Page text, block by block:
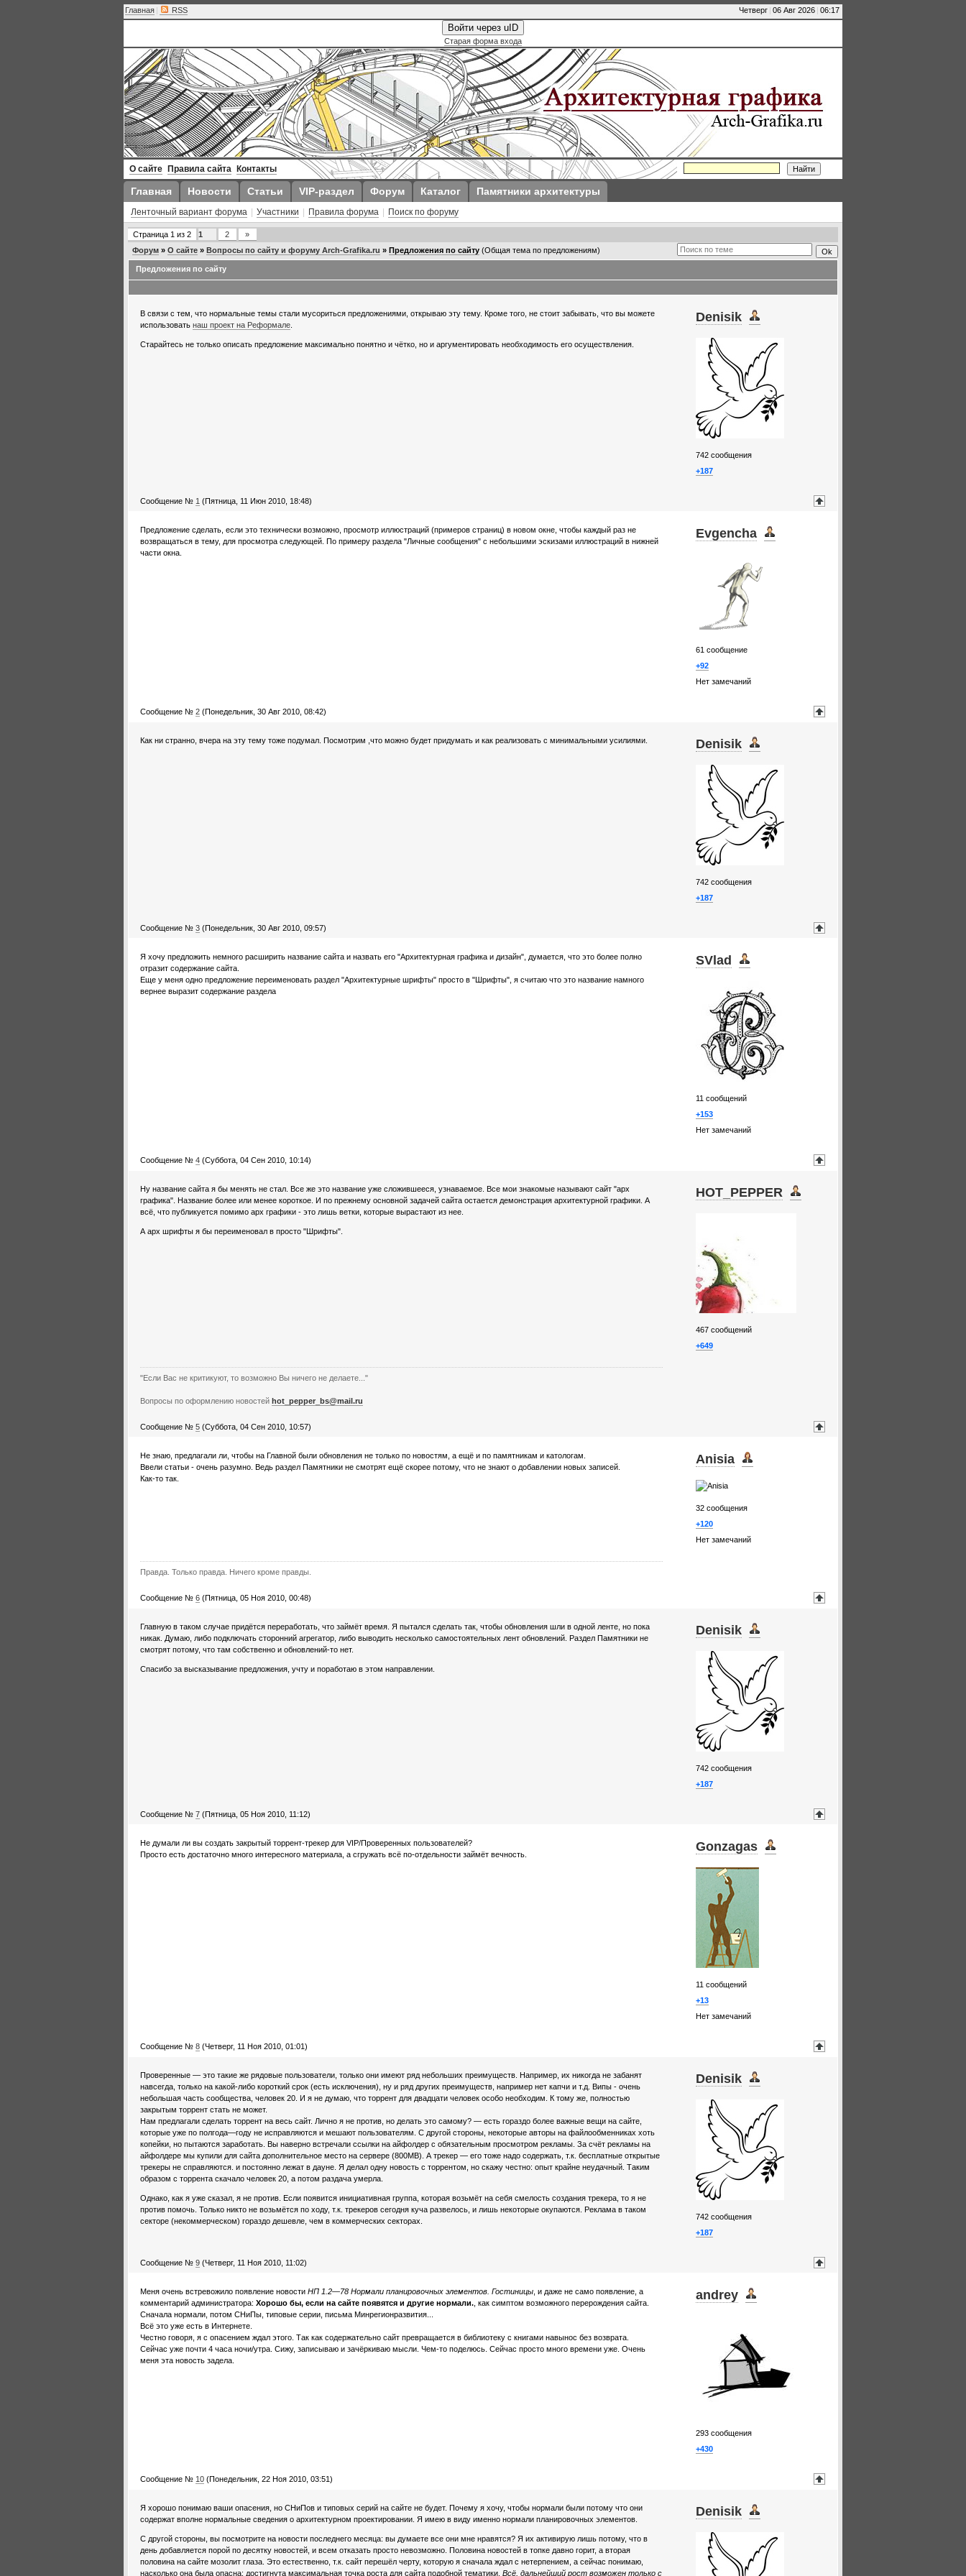
Четверг | 06 Авг 2026 | 06:17
Главная | RSS
Войти через uID
Старая форма входа
О сайте Правила сайта Контакты
Главная Новости Статьи VIP-раздел Форум Каталог Памятники архитектуры
Ленточный вариант форума Участники Правила форума Поиск по форуму
Страница 1 из 2 1 2
»
Форум » О сайте » Вопросы по сайту и форуму Arch-Grafika.ru » Предложения по сайту (Общая тема по предложениям)
Предложения по сайту
В связи с тем, что нормальные темы стали мусориться предложениями, открываю эту тему. Кроме того, не стоит забывать, что вы можете
использовать наш проект на Реформале
Старайтесь не только описать предложение максимально понятно и чётко, но и аргументировать необходимость его осуществления.
Denisik
742 сообщения
+187
Сообщение № 1 (Пятница, 11 Июн 2010, 18:48)
Предложение сделать, если это технически возможно, просмотр иллюстраций (примеров страниц) в новом окне, чтобы каждый раз не
возвращаться в тему, для просмотра следующей. По примеру раздела "Личные сообщения" с небольшими эскизами иллюстраций в нижней
части окна.
Evgencha
61 сообщение
+92
Нет замечаний
Сообщение № 2 (Понедельник, 30 Авг 2010, 08:42)
Как ни странно, вчера на эту тему тоже подумал. Посмотрим ,что можно будет придумать и как реализовать с минимальными усилиями. Denisik
742 сообщения
+187
Сообщение № 3 (Понедельник, 30 Авг 2010, 09:57)
Я хочу предложить немного расширить название сайта и назвать его "Архитектурная графика и дизайн", думается, что это более полно
отразит содержание сайта.
Еще у меня одно предложение переименовать раздел "Архитектурные шрифты" просто в "Шрифты", я считаю что это название намного
вернее выразит содержание раздела
SVlad
11 сообщений
+153
Нет замечаний
Сообщение № 4 (Суббота, 04 Сен 2010, 10:14)
Ну название сайта я бы менять не стал. Все же это название уже сложившееся, узнаваемое. Все мои знакомые называют сайт "арх
графика". Название более или менее короткое. И по прежнему основной задачей сайта остается демонстрация архитектурной графики. А
всё, что публикуется помимо арх графики - это лишь ветки, которые вырастают из нее.
А арх шрифты я бы переименовал в просто "Шрифты".
HOT_PEPPER
467 сообщений
+649
"Если Вас не критикуют, то возможно Вы ничего не делаете..."
Вопросы по оформлению новостей hot_pepper_bs@mail.ru
Сообщение № 5 (Суббота, 04 Сен 2010, 10:57)
Не знаю, предлагали ли, чтобы на Главной были обновления не только по новостям, а ещё и по памятникам и катологам.
Ввели статьи - очень разумно. Ведь раздел Памятники не смотрят ещё скорее потому, что не знают о добавлении новых записей.
Как-то так.
Anisia
32 сообщения
+120
Нет замечаний
Правда. Только правда. Ничего кроме правды.
Сообщение № 6 (Пятница, 05 Ноя 2010, 00:48)
Главную в таком случае придётся переработать, что займёт время. Я пытался сделать так, чтобы обновления шли в одной ленте, но пока
никак. Думаю, либо подключать сторонний агрегатор, либо выводить несколько самостоятельных лент обновлений. Раздел Памятники не
смотрят потому, что там собственно и обновлений-то нет.
Спасибо за высказывание предложения, учту и поработаю в этом направлении.
Denisik
742 сообщения
+187
Сообщение № 7 (Пятница, 05 Ноя 2010, 11:12)
Не думали ли вы создать закрытый торрент-трекер для VIP/Проверенных пользователей?
Просто есть достаточно много интересного материала, а сгружать всё по-отдельности займёт вечность.
Gonzagas
11 сообщений
+13
Нет замечаний
Сообщение № 8 (Четверг, 11 Ноя 2010, 01:01)
Проверенные — это такие же рядовые пользователи, только они имеют ряд небольших преимуществ. Например, их никогда не забанят
навсегда, только на какой-либо короткий срок (есть исключения), ну и ряд других преимуществ, например нет капчи и т.д. Випы - очень
небольшая часть сообщества, человек 20. И я не думаю, что торрент для двадцати человек особо необходим. К тому же, полностью
закрытым торрент стать не может.
Нам предлагали сделать торрент на весь сайт. Лично я не против, но делать это самому? — есть гораздо более важные вещи на сайте,
которые уже по полгода—году не исправляются и мешают пользователям. С другой стороны, некоторые авторы на файлообменниках хоть
копейки, но пытаются заработать. Вы наверно встречали ссылки на айфолдер с обязательным просмотром рекламы. За счёт рекламы на
айфолдере мы купили для сайта дополнительное место на сервере (800MB). А трекер — его тоже надо содержать, т.к. бесплатные открытые
трекеры не справляются. и постоянно лежат в дауне. Я делал одну новость с торрентом, но скажу честно: опыт крайне неудачный. Таким
образом с торрента скачало человек 20, а потом раздача умерла.
Однако, как я уже сказал, я не против. Если появится инициативная группа, которая возьмёт на себя смелость создания трекера, то я не
против помочь. Только никто не возьмётся по ходу, т.к. трекеров сегодня куча развелось, и лишь некоторые окупаются. Реклама в таком
секторе (некоммерческом) гораздо дешевле, чем в коммерческих секторах.
Denisik
742 сообщения
+187
Сообщение № 9 (Четверг, 11 Ноя 2010, 11:02)
Меня очень встревожило появление новости НП 1.2—78 Нормали планировочных элементов. Гостиницы , и даже не само появление, а
комментарий администратора: Хорошо бы, если на сайте появятся и другие нормали. , как симптом возможного перерождения сайта.
Сначала нормали, потом СНиПы, типовые серии, письма Минрегионразвития...
Всё это уже есть в Интернете.
Честно говоря, я с опасением ждал этого. Так как содержательно сайт превращается в библиотеку с книгами навынос без возврата.
Сейчас уже почти 4 часа ночи/утра. Сижу, записываю и зачёркиваю мысли. Чем-то поделюсь. Сейчас просто много времени уже. Очень
меня эта новость задела.
andrey
293 сообщения
+430
Сообщение № 10 (Понедельник, 22 Ноя 2010, 03:51)
Я хорошо понимаю ваши опасения, но СНиПов и типовых серий на сайте не будет. Почему я хочу, чтобы нормали были потому что они
содержат вполне нормальные сведения о архитектурном проектировании. Я имею в виду именно нормали планировочных элементов.
С другой стороны, вы посмотрите на новости последнего месяца: вы думаете все они мне нравятся? Я их активирую лишь потому, что в
день добавляется порой по десятку новостей, и всем отказать просто невозможно. Половина новостей в топке давно горит, а вторая
половина на сайте мозолит глаза. Это естественно, т.к. сайт перешёл черту, которую я сначала ждал с нетерпением, а сейчас понимаю,
насколько она была опасна: достигнута максимальная точка роста для сайта подобной тематики. Всё, дальнейший рост возможен только с
Denisik